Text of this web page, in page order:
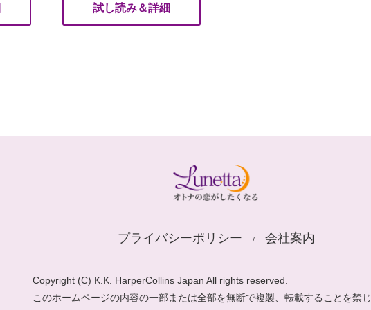
試し読み＆詳細
プライバシーポリシー 会社案内
Copyright (C) K.K. HarperCollins Japan All rights reserved.
このホームページの内容の一部または全部を無断で複製、転載することを禁